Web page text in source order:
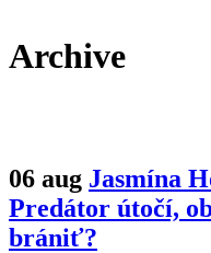
Archive
06 aug Jasmína
Predátor útočí,
brániť?